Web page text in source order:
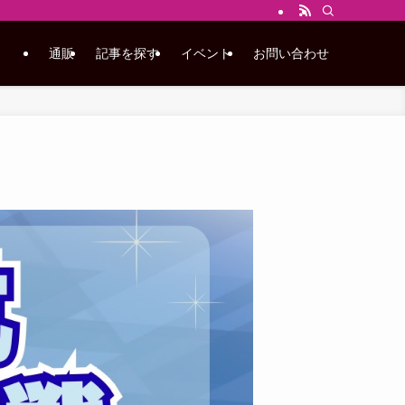
通販 記事を探す イベント お問い合わせ